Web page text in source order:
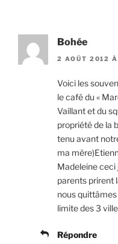
Bohée
2 AOÛT 2012
Voici les
le café du «
Vaillant et du
propriété de la
tenu avant
ma
Madeleine ceci
parents prirent
nous
limite des 3
Répondre